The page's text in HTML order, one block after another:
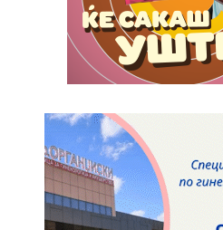
Full member access:
Etiam est nibh, lobortis sit
Praesent euismod ac
Nullam eu erat condimentum
Donec quis est ac felis
Orci varius natoque dolor
Yearly pricing